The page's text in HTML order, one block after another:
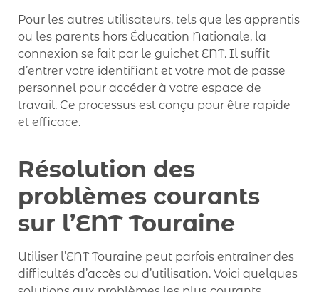
Pour les autres utilisateurs, tels que les apprentis
ou les parents hors Éducation Nationale, la
connexion se fait par le guichet ENT. Il suffit
d’entrer votre identifiant et votre mot de passe
personnel pour accéder à votre espace de
travail. Ce processus est conçu pour être rapide
et efficace.
Résolution des
problèmes courants
sur l’ENT Touraine
Utiliser l’ENT Touraine peut parfois entraîner des
difficultés d’accès ou d’utilisation. Voici quelques